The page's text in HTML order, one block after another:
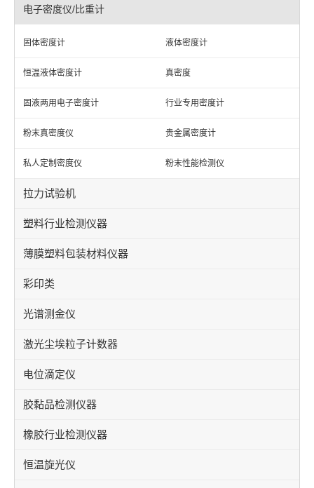
电子密度仪/比重计
固体密度计 液体密度计
恒温液体密度计 真密度
固液两用电子密度计 行业专用密度计
粉末真密度仪 贵金属密度计
私人定制密度仪 粉末性能检测仪
拉力试验机
塑料行业检测仪器
薄膜塑料包装材料仪器
彩印类
光谱测金仪
激光尘埃粒子计数器
电位滴定仪
胶黏品检测仪器
橡胶行业检测仪器
恒温旋光仪